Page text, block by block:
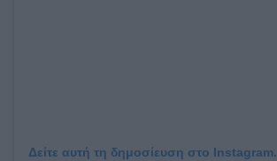
Δείτε αυτή τη δημοσίευση στο Instagram.